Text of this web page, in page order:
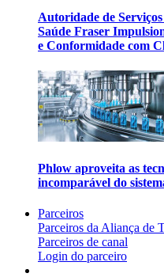
Autoridade de
Saúde Fraser
e Conformidade com
Phlow aproveita as
incomparável do
Parceiros
Parceiros da Aliança de
Parceiros de canal
Login do parceiro